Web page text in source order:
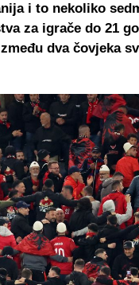
i to nekoliko
za igrače do 21
dva čovjeka